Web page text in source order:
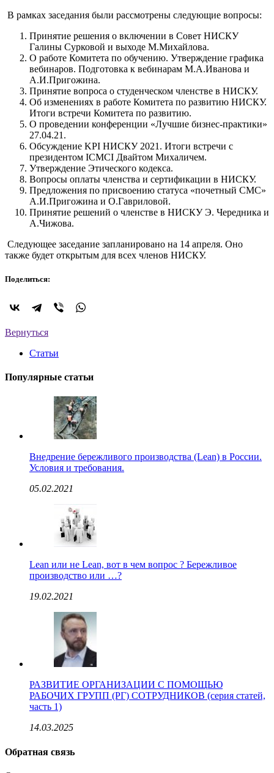
В рамках заседания были рассмотрены следующие вопросы:
Принятие решения о включении в Совет НИСКУ
Галины Сурковой и выходе М.Михайлова.
О работе Комитета по обучению. Утверждение графика
вебинаров. Подготовка к вебинарам М.А.Иванова и
А.И.Пригожина.
Принятие вопроса о студенческом членстве в НИСКУ.
Об изменениях в работе Комитета по развитию НИСКУ.
Итоги встречи Комитета по развитию.
О проведении конференции «Лучшие бизнес-практики»
27.04.21.
Обсуждение KPI НИСКУ 2021. Итоги встречи с
президентом ICMCI Двайтом Михаличем.
Утверждение Этического кодекса.
Вопросы оплаты членства и сертификации в НИСКУ.
Предложения по присвоению статуса «почетный СМС»
А.И.Пригожина и О.Гавриловой.
Принятие решений о членстве в НИСКУ Э. Чередника и
А.Чижова.
Следующее заседание запланировано на 14 апреля. Оно
также будет открытым для всех членов НИСКУ.
Поделиться:
Вернуться
Статьи
Популярные статьи
Внедрение бережливого производства (Lean) в России.
Условия и требования.
05.02.2021
Lean или не Lean, вот в чем вопрос ? Бережливое
производство или …?
19.02.2021
РАЗВИТИЕ ОРГАНИЗАЦИИ С ПОМОЩЬЮ
РАБОЧИХ ГРУПП (РГ) СОТРУДНИКОВ (серия статей,
часть 1)
14.03.2025
Обратная связь